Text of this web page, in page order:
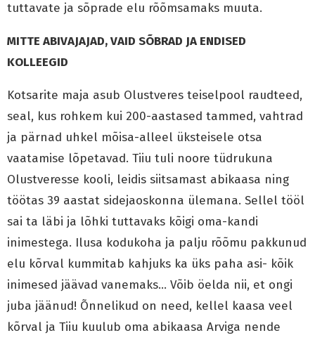
tuttavate ja sõprade elu rõõmsamaks muuta.
MITTE ABIVAJAJAD, VAID SÕBRAD JA ENDISED
KOLLEEGID
Kotsarite maja asub Olustveres teiselpool raudteed,
seal, kus rohkem kui 200-aastased tammed, vahtrad
ja pärnad uhkel mõisa-alleel üksteisele otsa
vaatamise lõpetavad. Tiiu tuli noore tüdrukuna
Olustveresse kooli, leidis siitsamast abikaasa ning
töötas 39 aastat sidejaoskonna ülemana. Sellel tööl
sai ta läbi ja lõhki tuttavaks kõigi oma-kandi
inimestega. Ilusa kodukoha ja palju rõõmu pakkunud
elu kõrval kummitab kahjuks ka üks paha asi- kõik
inimesed jäävad vanemaks… Võib öelda nii, et ongi
juba jäänud! Õnnelikud on need, kellel kaasa veel
kõrval ja Tiiu kuulub oma abikaasa Arviga nende